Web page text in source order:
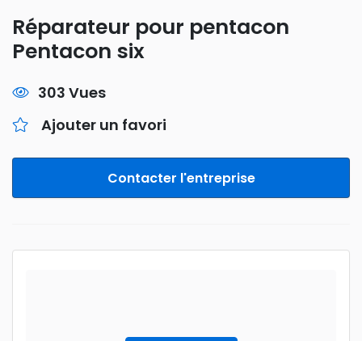
Réparateur pour pentacon
Pentacon six
303 Vues
Ajouter un favori
Contacter l'entreprise